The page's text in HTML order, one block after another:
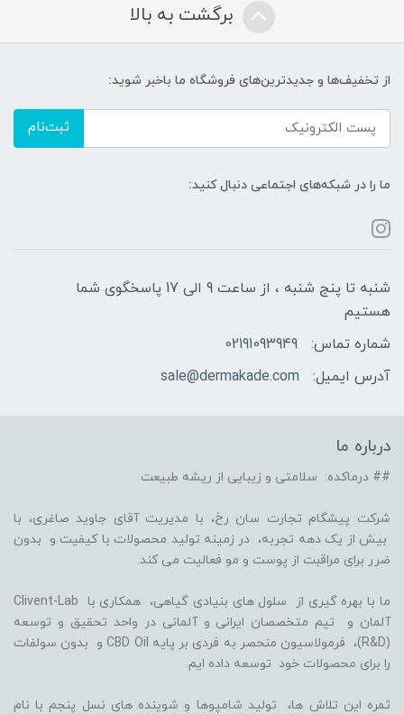
برگشت به بالا
از تخفیف‌ها و جدیدترین‌های فروشگاه ما باخبر شوید:
ثبت‌نام
ما را در شبکه‌های اجتماعی دنبال کنید:
شنبه تا پنج شنبه ، از ساعت 9 الی 17 پاسخگوی شما
هستیم
شماره تماس:
02191093949
آدرس ایمیل:
sale@dermakade.com
درباره ما
## درماکده: سلامتی و زیبایی از ریشه طبیعت
شرکت پیشگام تجارت سان رخ، با مدیریت آقای جاوید صاغری، با
بیش از یک دهه تجربه، در زمینه تولید محصولات با کیفیت و بدون
ضرر برای مراقبت از پوست و مو فعالیت می کند.
ما با بهره گیری از سلول های بنیادی گیاهی، همکاری با Clivent-Lab
آلمان و تیم متخصصان ایرانی و آلمانی در واحد تحقیق و توسعه
(R&D)، فرمولاسیون منحصر به فردی بر پایه CBD Oil و بدون سولفات
را برای محصولات خود توسعه داده ایم.
ثمره این تلاش ها، تولید شامپوها و شوینده های نسل پنجم با نام